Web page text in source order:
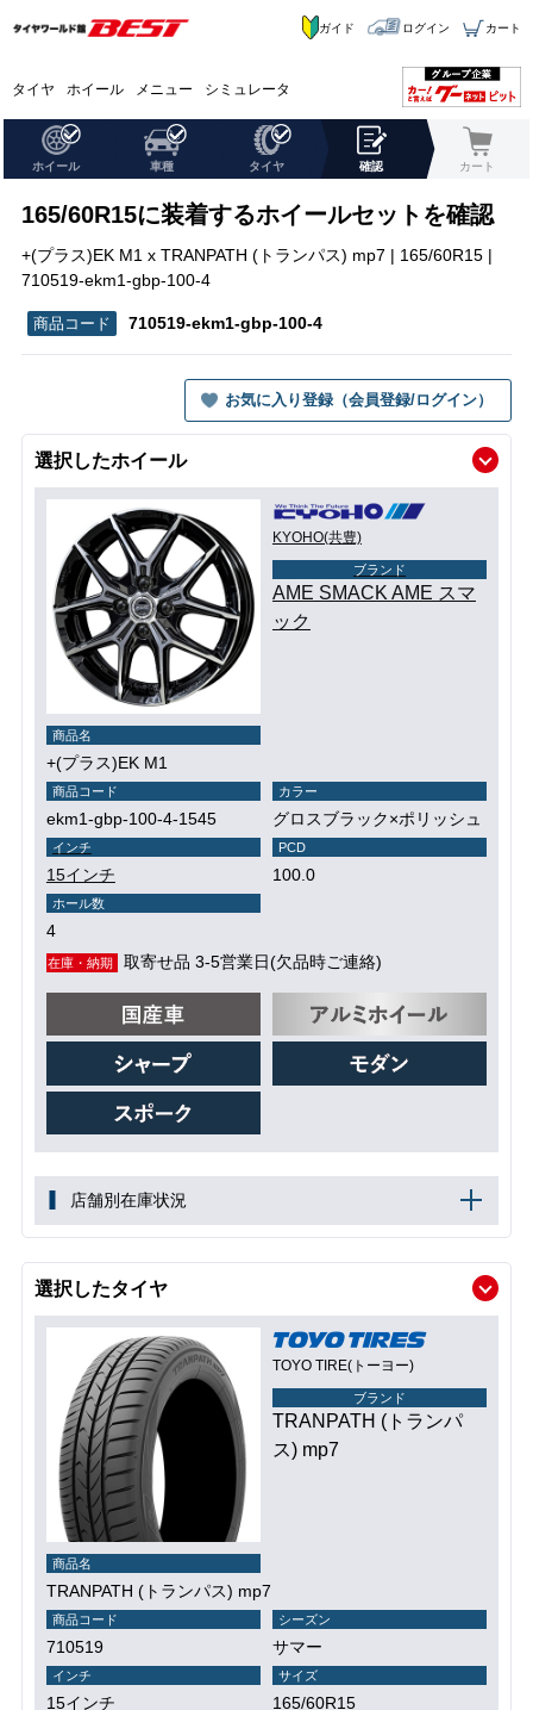
タイヤ ホイール メニュー シミュレータ
ガイド ログイン カート
ホイール 車種 タイヤ 確認 カート
165/60R15に装着するホイールセットを確認
+(プラス)EK M1 x TRANPATH (トランパス) mp7 | 165/60R15 |
710519-ekm1-gbp-100-4
710519-ekm1-gbp-100-4
お気に入り登録（会員登録/ログイン）
選択したホイール
KYOHO(共豊)
ブランド
AME SMACK AME スマ
ック
商品名
+(プラス)EK M1
商品コード
ekm1-gbp-100-4-1545
カラー
グロスブラック×ポリッシュ
インチ
15インチ
PCD
100.0
ホール数
4
在庫・納期 取寄せ品 3-5営業日(欠品時ご連絡)
店舗別在庫状況
選択したタイヤ
TOYO TIRE(トーヨー)
ブランド
TRANPATH (トランパ
ス) mp7
商品名
TRANPATH (トランパス) mp7
商品コード
710519
シーズン
サマー
インチ
15インチ
サイズ
165/60R15